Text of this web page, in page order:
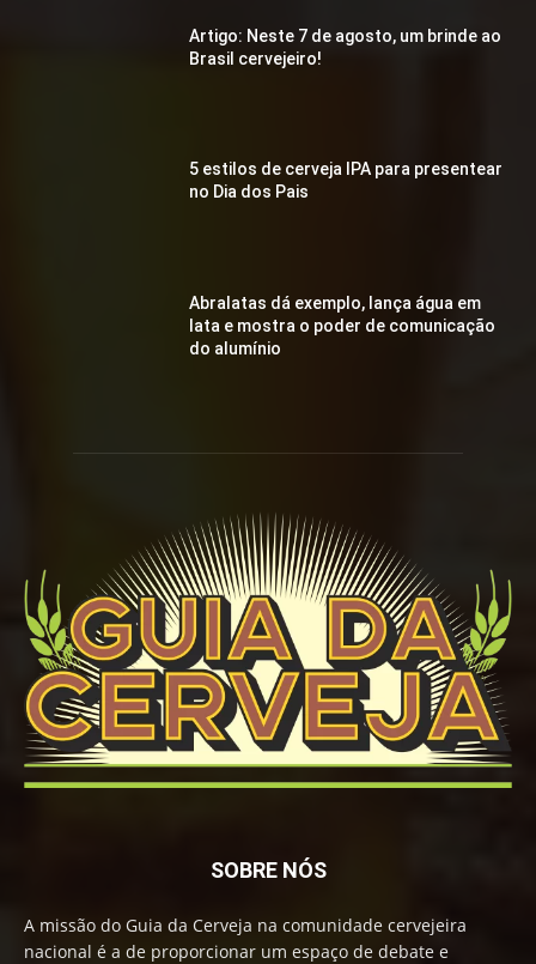
Artigo: Neste 7 de agosto, um brinde ao
Brasil cervejeiro!
5 estilos de cerveja IPA para presentear
no Dia dos Pais
Abralatas dá exemplo, lança água em
lata e mostra o poder de comunicação
do alumínio
SOBRE NÓS
A missão do Guia da Cerveja na comunidade cervejeira
nacional é a de proporcionar um espaço de debate e